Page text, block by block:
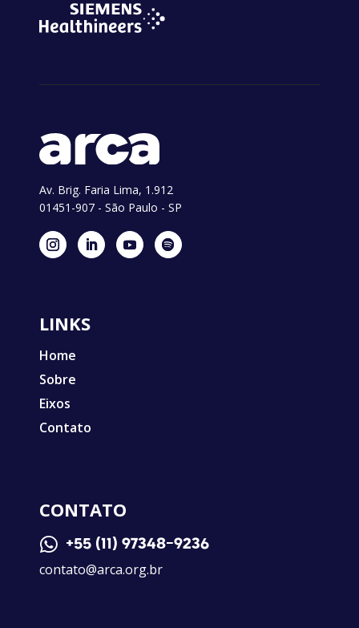
Av. Brig. Faria Lima, 1.912
01451-907 - São Paulo - SP
LINKS
Home
Sobre
Eixos
Contato
CONTATO
 +55 (11) 97348-9236
contato@arca.org.br